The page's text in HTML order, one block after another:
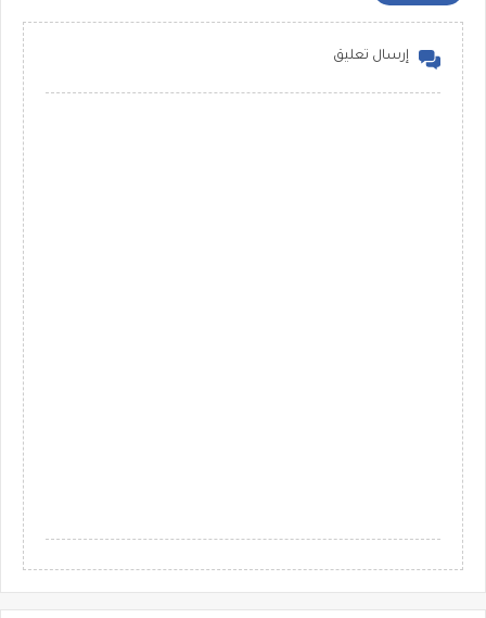
إرسال تعليق